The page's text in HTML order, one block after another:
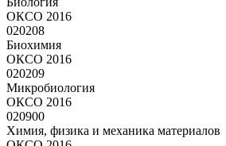
ОКСО 2016
020208
Биохимия
ОКСО 2016
020209
Микробиология
ОКСО 2016
020900
Химия, физика и механика материалов